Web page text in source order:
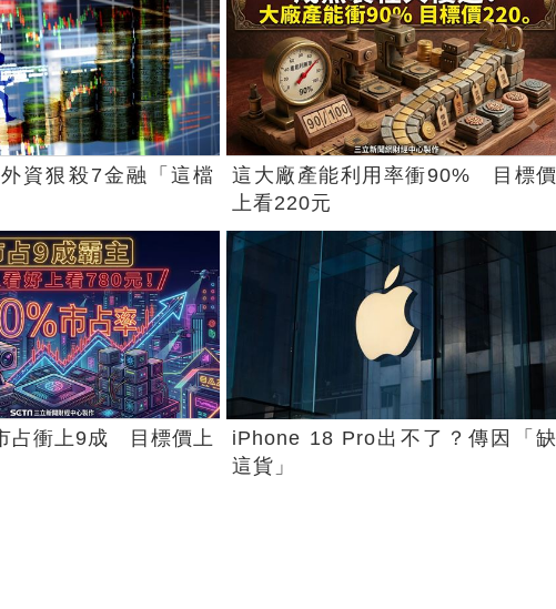
資狠殺7金融「這檔
這大廠產能利用率衝90% 目標價
上看220元
占衝上9成 目標價上
iPhone 18 Pro出不了？傳因「缺
這貨」